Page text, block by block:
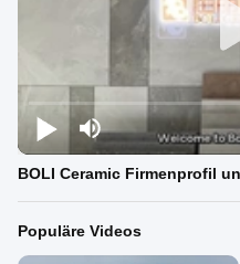
BOLI Ceramic Firmenprofil
Populäre Videos